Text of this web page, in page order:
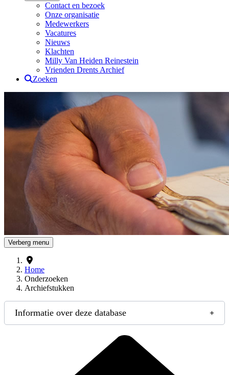
Contact en bezoek
Onze organisatie
Medewerkers
Vacatures
Nieuws
Klachten
Milly Van Heiden Reinestein
Vrienden Drents Archief
Zoeken
Drents Archief
Verberg menu
Home
Onderzoeken
Archiefstukken
Informatie over deze database